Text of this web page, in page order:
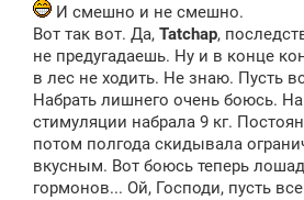
И смешно и не смешно.
Вот так вот. Да, Tatchap,
не предугадаешь. Ну и в конце
в лес не ходить. Не знаю. Пусть
Набрать лишнего очень боюсь.
стимуляции набрала 9 кг.
потом полгода скидывала
вкусным. Вот боюсь теперь
гормонов... Ой, Господи, пусть